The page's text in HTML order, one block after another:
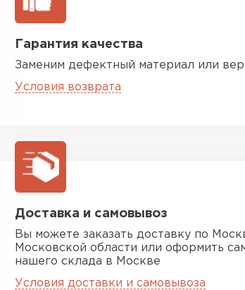
Гарантия качества
Заменим дефектный материал или
Условия возврата
Доставка и самовывоз
Вы можете заказать доставку по
Московской области или оформить
нашего склада в Москве
Условия доставки и самовывоза